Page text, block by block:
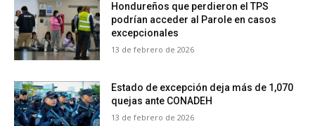
Hondureños que perdieron el TPS
podrían acceder al Parole en casos
excepcionales
13 de febrero de 2026
Estado de excepción deja más de 1,070
quejas ante CONADEH
13 de febrero de 2026